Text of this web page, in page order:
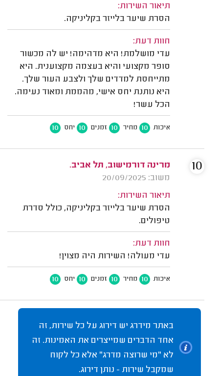
תיאור השירות:
הסרת שיער בלייזר בקליניקה.
חוות דעת:
עדי מושלמת! היא מדהימה! יש לה מכשור
סופר מקצועי והיא בעצמה מקצוענית. היא
מתייחסת למדדים שלך ולצבע העור שלך.
היא נותנת יחס אישי, מהממת ומאוד נעימה.
הכל עשר!
איכות 10 מחיר 10 זמנים 10 יחס 10
מרינה דורמישוב, תל אביב.
משוב: 20/09/2025
תיאור השירות:
הסרת שיער בלייזר בקליניקה, כולל סדרת
טיפולים.
חוות דעת:
עדי מעולה! השירות היה מצוין!
איכות 10 מחיר 10 זמנים 10 יחס 10
10
באתר מידרג יש דירוג על כל שירות, זה
אחד הדברים שמייצרים את האמינות. זה
לא "מי שרוצה מדרג" אלא כל לקוח
שמקבל שירות - נותן דירוג.